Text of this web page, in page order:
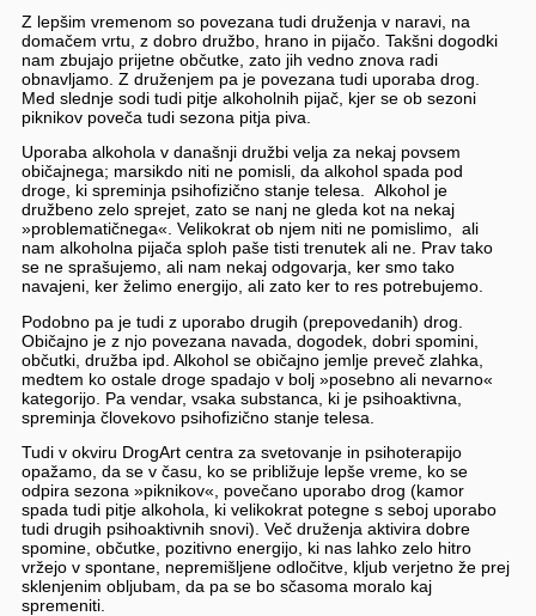
Z lepšim vremenom so povezana tudi druženja v naravi, na
domačem vrtu, z dobro družbo, hrano in pijačo. Takšni dogodki
nam zbujajo prijetne občutke, zato jih vedno znova radi
obnavljamo. Z druženjem pa je povezana tudi uporaba drog.
Med slednje sodi tudi pitje alkoholnih pijač, kjer se ob sezoni
piknikov poveča tudi sezona pitja piva.
Uporaba alkohola v današnji družbi velja za nekaj povsem
običajnega; marsikdo niti ne pomisli, da alkohol spada pod
droge, ki spreminja psihofizično stanje telesa. Alkohol je
družbeno zelo sprejet, zato se nanj ne gleda kot na nekaj
»problematičnega«. Velikokrat ob njem niti ne pomislimo, ali
nam alkoholna pijača sploh paše tisti trenutek ali ne. Prav tako
se ne sprašujemo, ali nam nekaj odgovarja, ker smo tako
navajeni, ker želimo energijo, ali zato ker to res potrebujemo.
Podobno pa je tudi z uporabo drugih (prepovedanih) drog.
Običajno je z njo povezana navada, dogodek, dobri spomini,
občutki, družba ipd. Alkohol se običajno jemlje preveč zlahka,
medtem ko ostale droge spadajo v bolj »posebno ali nevarno«
kategorijo. Pa vendar, vsaka substanca, ki je psihoaktivna,
spreminja človekovo psihofizično stanje telesa.
Tudi v okviru DrogArt centra za svetovanje in psihoterapijo
opažamo, da se v času, ko se približuje lepše vreme, ko se
odpira sezona »piknikov«, povečano uporabo drog (kamor
spada tudi pitje alkohola, ki velikokrat potegne s seboj uporabo
tudi drugih psihoaktivnih snovi). Več druženja aktivira dobre
spomine, občutke, pozitivno energijo, ki nas lahko zelo hitro
vržejo v spontane, nepremišljene odločitve, kljub verjetno že prej
sklenjenim obljubam, da pa se bo sčasoma moralo kaj
spremeniti.